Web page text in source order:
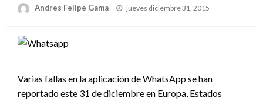
Andres Felipe Gama
Publicado
jueves diciembre 31, 2015
Varias fallas en la aplicación de WhatsApp se han
reportado este 31 de diciembre en Europa, Estados